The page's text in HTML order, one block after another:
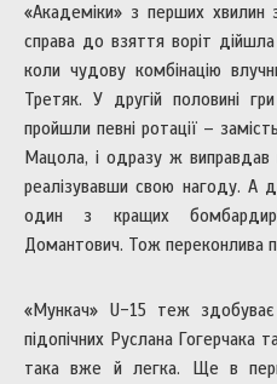
«Академіки» з перших хвилин
справа до взяття воріт
коли чудову комбінацію
Третяк. У другій половині
пройшли певні ротації –
Мацола, і одразу ж
реалізувавши свою нагоду. А
один з кращих
Домантович. Тож переконлива
«Мункач» U-15 теж
підопічних Руслана
така вже й легка. Ще в